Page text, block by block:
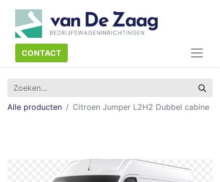
CONTACT​​​​
Alle producten Citroen Jumper L2H2 Dubbel cabine